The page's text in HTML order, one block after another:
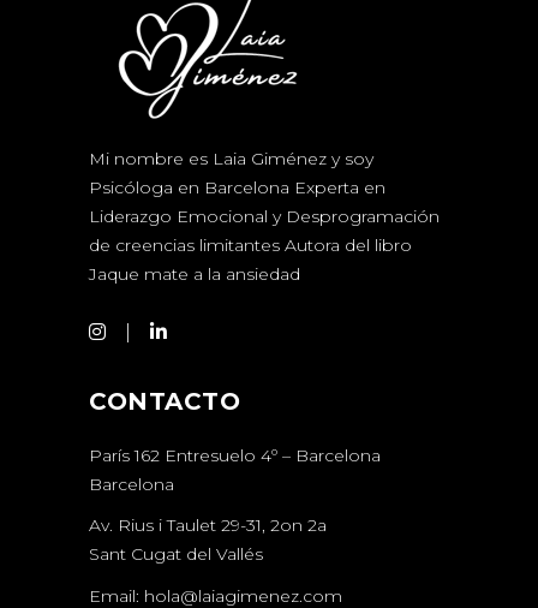
Mi nombre es Laia Giménez y soy
Psicóloga en Barcelona Experta en
Liderazgo Emocional y Desprogramación
de creencias limitantes Autora del libro
Jaque mate a la ansiedad
CONTACTO
París 162 Entresuelo 4º – Barcelona
Barcelona
Av. Rius i Taulet 29-31, 2on 2a
Sant Cugat del Vallés
Email: hola@laiagimenez.com